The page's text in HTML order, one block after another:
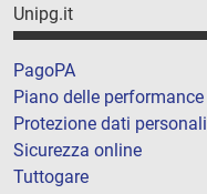
Unipg.it
PagoPA
Piano delle performance
Protezione dati personali
Sicurezza online
Tuttogare